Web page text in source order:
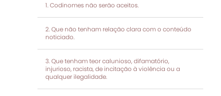
Codinomes não serão aceitos.
Que não tenham relação clara com o conteúdo
noticiado.
Que tenham teor calunioso, difamatório,
injurioso, racista, de incitação à violência ou a
qualquer ilegalidade.